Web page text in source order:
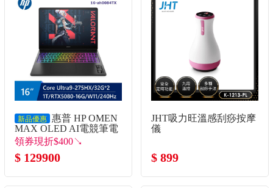
新品優惠 惠普 HP OMEN
MAX OLED AI電競筆電
16" (Intel Core Ultra9-
275HX/32G*2/1T/RTX5080-
16G/W11)
領券現折$400↘
$ 129900
JHT吸力旺溫感刮痧按摩
儀
$ 899